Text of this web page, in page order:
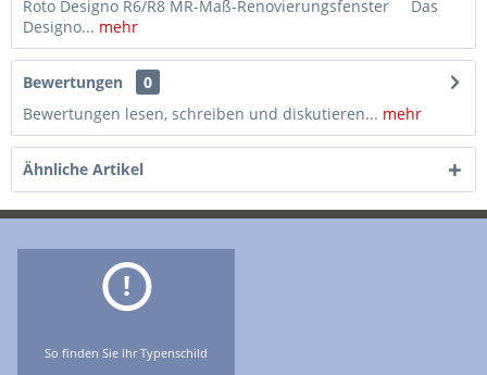
Roto Designo R6/R8 MR-Maß-Renovierungsfenster Das
Designo... mehr
Bewertungen
0
Bewertungen lesen, schreiben und diskutieren... mehr
Ähnliche Artikel
So finden Sie Ihr Typenschild